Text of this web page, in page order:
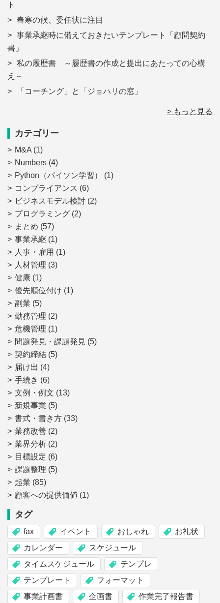
ト
春寒の候、委任状に注目
事業承継時に備えておきたいテンプレート「顧問契約
書」
私の履歴書 ～履歴書の作成と提出にあたっての心構
え～
「コーチング」と「ジョハリの窓」
> もっと見る
カテゴリー
M&A(1)
Numbers (4)
Python（パイソン学習）
(1)
コンプライアンス (6)
ビジネスモデル検討 (2)
プログラミング (2)
まとめ (57)
事業承継 (1)
人事・雇用 (1)
人材管理 (3)
健康 (1)
優先順位付け (1)
副業 (5)
勤務管理 (2)
危機管理 (1)
問題発見・課題発見 (5)
契約締結 (5)
届け出 (4)
手続き (6)
文例・例文 (13)
新規事業 (5)
書式・書き方 (33)
業務改善 (2)
業界分析 (2)
目標設定 (6)
課題整理 (5)
起業 (85)
顧客への提供価値 (1)
タグ
fax イベント おしゃれ
お礼状
カレンダー
スケジュール
タイムスケジュール
テンプレ
テンプレート
フォーマット
事業計画書
企画書
作業完了報告書